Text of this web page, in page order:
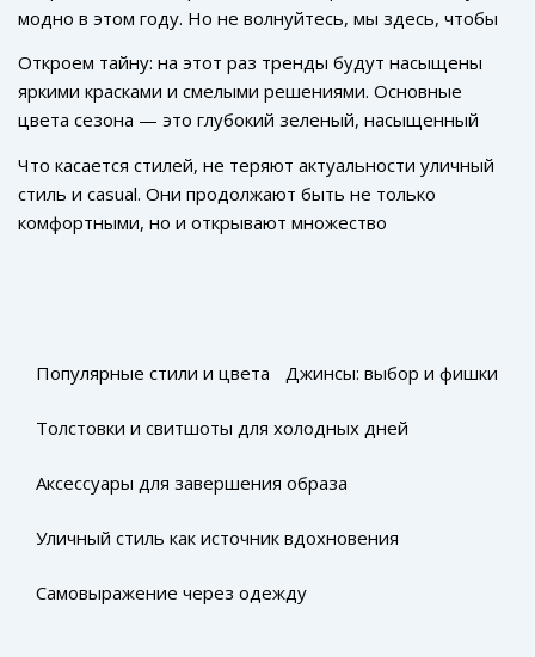
модно в этом году. Но не волнуйтесь, мы здесь, чтобы
основных стилей и цветов, которые будут популярны в
подростковой моде.
Откроем тайну: на этот раз тренды будут насыщены
яркими красками и смелыми решениями. Основные
цвета сезона — это глубокий зеленый, насыщенный
никогда не выходит из моды. Сочетание этих цветов
позволит создать уникальный образ, которым каждый
подросток сможет похвастаться.
Что касается стилей, не теряют актуальности уличный
стиль и casual. Они продолжают быть не только
комфортными, но и открывают множество
конкретным вещам, которые стоит иметь в своем
Популярные стили и цвета Джинсы: выбор и фишки
Толстовки и свитшоты для холодных дней
Аксессуары для завершения образа
Уличный стиль как источник вдохновения
Самовыражение через одежду